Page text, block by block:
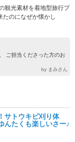
観光素材を着地型旅行プ
たのになぜか懐かし
ご担当くださった方のお
by まみさん
サトウキビ刈り体
んたくも楽しいさー♪